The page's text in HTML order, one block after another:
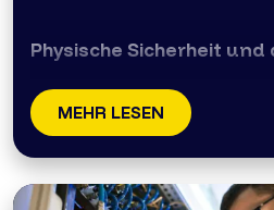
Physische Sicherheit und
MEHR LESEN